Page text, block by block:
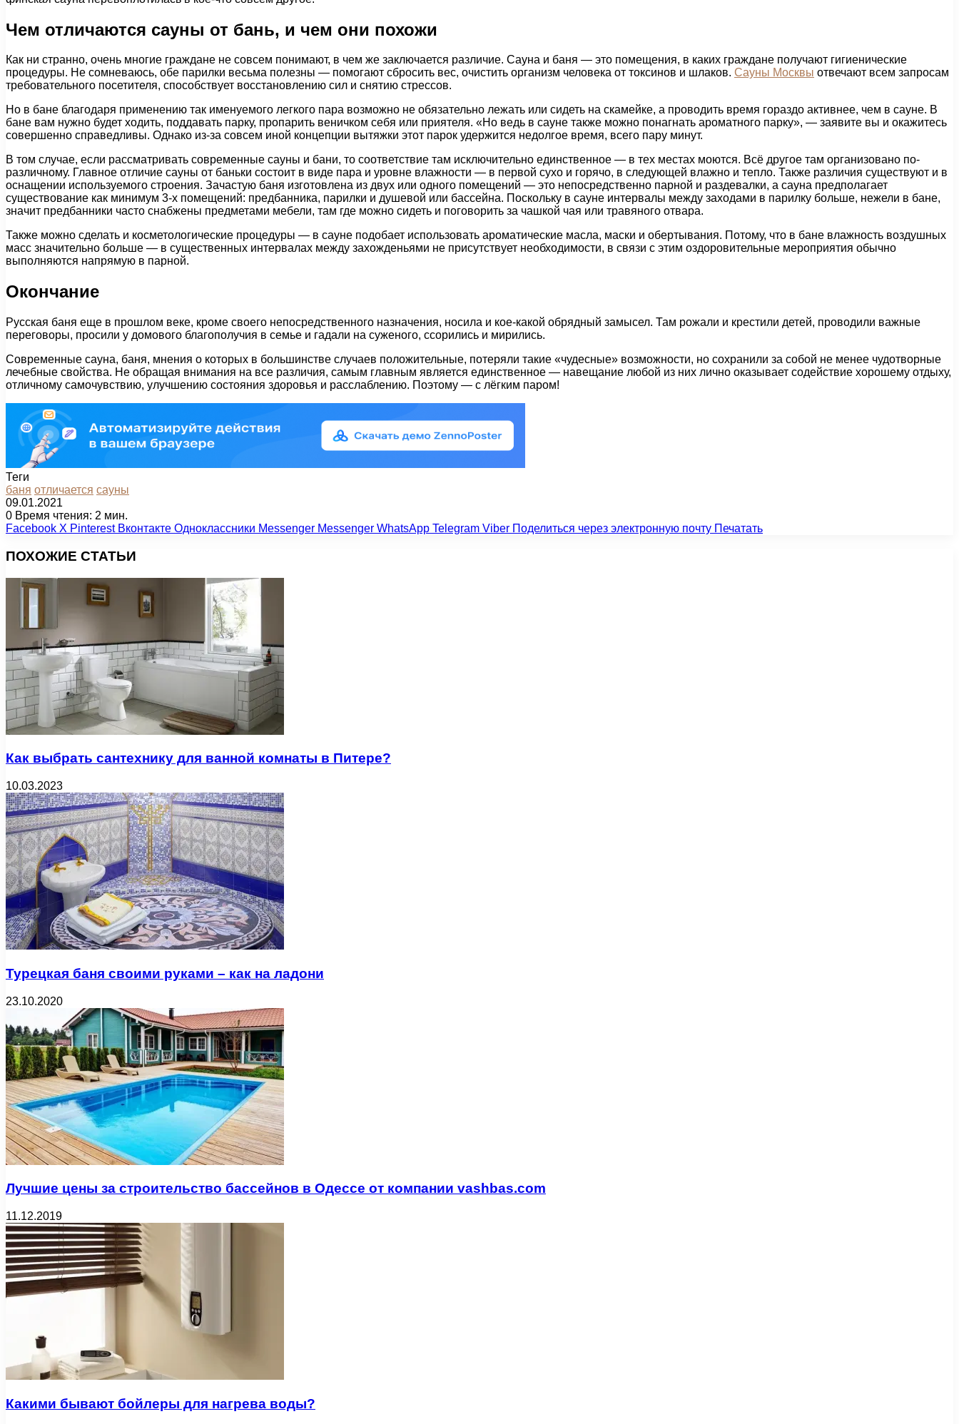
Чем отличаются сауны от бань, и чем они похожи
Как ни странно, очень многие граждане не совсем понимают, в чем же заключается различие. Сауна и баня — это помещения, в каких граждане получают гигиенические
процедуры. Не сомневаюсь, обе парилки весьма полезны — помогают сбросить вес, очистить организм человека от токсинов и шлаков. Сауны Москвы отвечают всем запросам
требовательного посетителя, способствует восстановлению сил и снятию стрессов.
Но в бане благодаря применению так именуемого легкого пара возможно не обязательно лежать или сидеть на скамейке, а проводить время гораздо активнее, чем в сауне. В
бане вам нужно будет ходить, поддавать парку, пропарить веничком себя или приятеля. «Но ведь в сауне также можно понагнать ароматного парку», — заявите вы и окажитесь
совершенно справедливы. Однако из-за совсем иной концепции вытяжки этот парок удержится недолгое время, всего пару минут.
В том случае, если рассматривать современные сауны и бани, то соответствие там исключительно единственное — в тех местах моются. Всё другое там организовано по-
различному. Главное отличие сауны от баньки состоит в виде пара и уровне влажности — в первой сухо и горячо, в следующей влажно и тепло. Также различия существуют и в
оснащении используемого строения. Зачастую баня изготовлена из двух или одного помещений — это непосредственно парной и раздевалки, а сауна предполагает
существование как минимум 3-х помещений: предбанника, парилки и душевой или бассейна. Поскольку в сауне интервалы между заходами в парилку больше, нежели в бане,
значит предбанники часто снабжены предметами мебели, там где можно сидеть и поговорить за чашкой чая или травяного отвара.
Также можно сделать и косметологические процедуры — в сауне подобает использовать ароматические масла, маски и обертывания. Потому, что в бане влажность воздушных
масс значительно больше — в существенных интервалах между захожденьями не присутствует необходимости, в связи с этим оздоровительные мероприятия обычно
выполняются напрямую в парной.
Окончание
Русская баня еще в прошлом веке, кроме своего непосредственного назначения, носила и кое-какой обрядный замысел. Там рожали и крестили детей, проводили важные
переговоры, просили у домового благополучия в семье и гадали на суженого, ссорились и мирились.
Современные сауна, баня, мнения о которых в большинстве случаев положительные, потеряли такие «чудесные» возможности, но сохранили за собой не менее чудотворные
лечебные свойства. Не обращая внимания на все различия, самым главным является единственное — навещание любой из них лично оказывает содействие хорошему отдыху,
отличному самочувствию, улучшению состояния здоровья и расслаблению. Поэтому — с лёгким паром!
Теги
баня отличается сауны
09.01.2021
0 Время чтения: 2 мин.
Facebook X Pinterest Вконтакте Одноклассники Messenger Messenger WhatsApp Telegram Viber Поделиться через электронную почту Печатать
ПОХОЖИЕ СТАТЬИ
Как выбрать сантехнику для ванной комнаты в Питере?
10.03.2023
Турецкая баня своими руками – как на ладони
23.10.2020
Лучшие цены за строительство бассейнов в Одессе от компании vashbas.com
11.12.2019
Какими бывают бойлеры для нагрева воды?